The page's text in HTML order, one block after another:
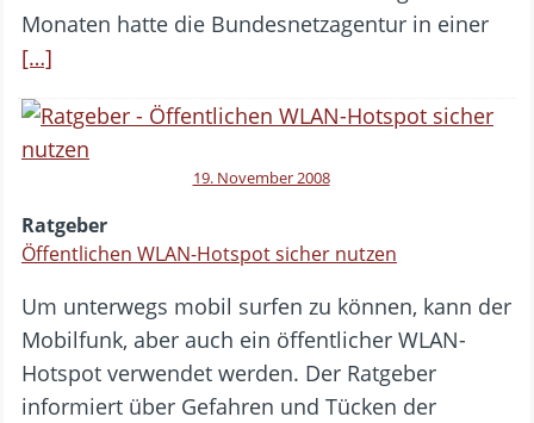
Monaten hatte die Bundesnetzagentur in einer
[…]
19. November 2008
Ratgeber
Öffentlichen WLAN-Hotspot sicher nutzen
Um unterwegs mobil surfen zu können, kann der
Mobilfunk, aber auch ein öffentlicher WLAN-
Hotspot verwendet werden. Der Ratgeber
informiert über Gefahren und Tücken der